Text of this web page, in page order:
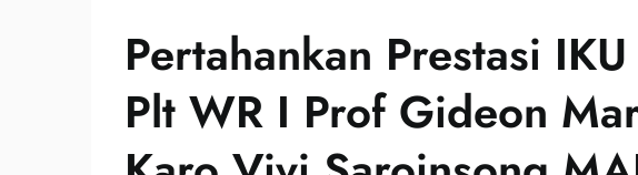
Pertahankan Prestasi
Plt WR I Prof Gideon